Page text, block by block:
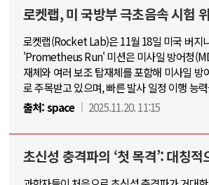
로켓랩, 미 국방부 극초음속 시험
로켓랩(Rocket Lab)은 11월 18일 미국 버지
'Prometheus Run' 미션은 미사일 방어청
재체와 여러 보조 탑재체를 포함해 미사일
로 주목받고 있으며, 빠른 발사 일정 이행 능
출처:space 2025.11.20. 11:15
초신성 충격파의 ‘첫 목격’: 대칭